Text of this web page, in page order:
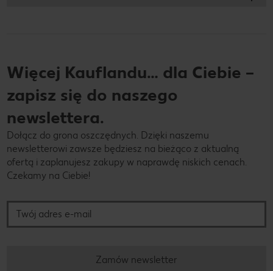
Więcej Kauflandu… dla Ciebie –
zapisz się do naszego
newslettera.
Dołącz do grona oszczędnych. Dzięki naszemu
newsletterowi zawsze będziesz na bieżąco z aktualną
ofertą i zaplanujesz zakupy w naprawdę niskich cenach.
Czekamy na Ciebie!
Zamów newsletter